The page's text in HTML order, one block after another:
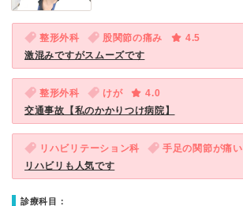
整形外科 股関節の痛み
4.5
激混みですがスムーズです
整形外科 けが
4.0
交通事故【私のかかりつけ病院】
リハビリテーション科 手足の関節が痛い
リハビリも人気です
診療科目：